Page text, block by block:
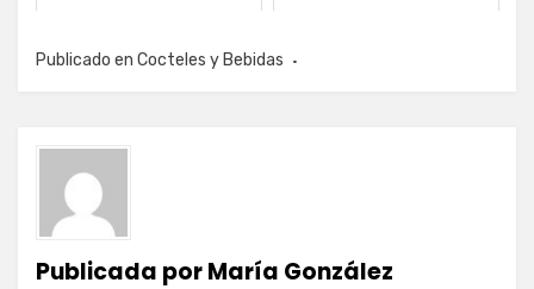
Publicado en Cocteles y Bebidas
Publicada porMaría González